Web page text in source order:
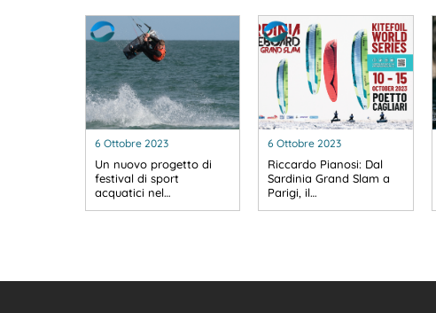
6 Ottobre 2023
Un nuovo progetto di
festival di sport
acquatici nel…
6 Ottobre 2023
Riccardo Pianosi: Dal
Sardinia Grand Slam a
Parigi, il…